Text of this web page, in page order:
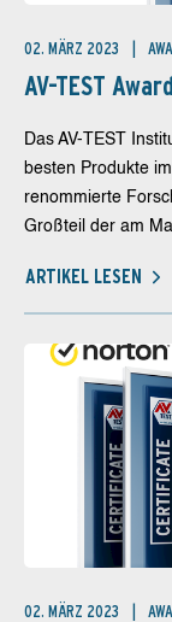
02. MÄRZ 2023
AV-TEST
Das AV-TEST
besten Produkte
renommierte
Großteil der am
ARTIKEL LESEN
02. MÄRZ 2023